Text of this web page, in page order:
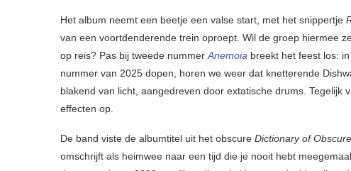
Het album neemt een beetje een valse start, met het snippertje
van een voortdenderende trein oproept. Wil de groep hiermee
op reis? Pas bij tweede nummerAnemoia breekt het feest los:
nummer van 2025 dopen, horen we weer dat knetterende
blakend van licht, aangedreven door extatische drums. Tegelijk
effecten op.
De band viste de albumtitel uit het obscure Dictionary of
omschrijft als heimwee naar een tijd die je nooit hebt